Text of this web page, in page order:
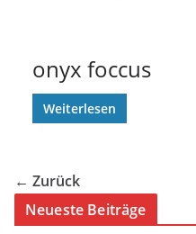
onyx foccus
Weiterlesen
← Zurück
Neueste Beiträge